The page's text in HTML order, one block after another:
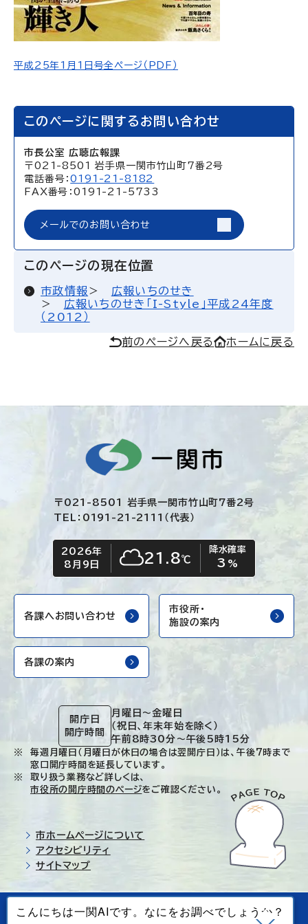
平成25年1月1日号全ページ（PDF）
このページに関するお問い合わせ
市長公室 広聴広報課
〒021-8501 岩手県一関市竹山町7番2号
電話番号：0191-21-8182
FAX番号：0191-21-5733
メールでのお問い合わせ
このページの現在位置
市政情報
広報いちのせき
広報いちのせき「I-Style」平成24年度
（2012）
前のページへ戻る ホームに戻る
〒021-8501 岩手県一関市竹山町7番2号
TEL：0191-21-2111（代表）
今日の日付
2026年
8月9日
今日の天気
くもり21.8℃
降水確率
3 %
各課へお問い合わせ
市役所・
施設の案内
各課の案内
開庁日
開庁時間
月曜日～金曜日
（祝日、年末年始を除く）
午前8時30分～午後5時15分
毎週月曜日（月曜日が休日の場合は翌開庁日）は、午後7時まで
窓口開庁時間を延長しています。
取り扱う業務など詳しくは、
市役所の開庁時間のページをご確認ください。
市ホームページについて
アクセシビリティ
サイトマップ
© Ichinoseki-city. All rights reserved.